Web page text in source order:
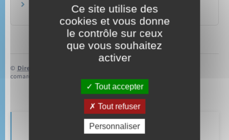
Juridictions
© Direction de l’information légale et administrative
comarquage developpé par
Retrouvez aussi
Ce site utilise des
cookies et vous donne
le contrôle sur ceux
que vous souhaitez
activer
Tout accepter
Tout refuser
Personnaliser